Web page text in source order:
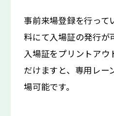
事前来場登録を行って
料にて入場証の発行が
入場証をプリントアウ
だけますと、専用レー
場可能です。